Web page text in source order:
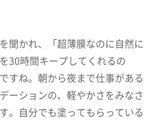
聞かれ、「超薄膜なのに自然に
30時間キープしてくれるの
すね。朝から夜まで仕事がある
ーションの、軽やかさをみなさ
。自分でも塗ってもらっている